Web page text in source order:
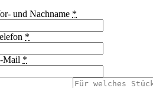
und Nachname *
*
Mail *